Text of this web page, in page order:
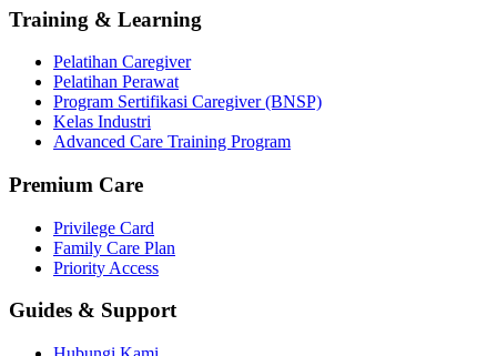
Training & Learning
Pelatihan Caregiver
Pelatihan Perawat
Program Sertifikasi Caregiver (BNSP)
Kelas Industri
Advanced Care Training Program
Premium Care
Privilege Card
Family Care Plan
Priority Access
Guides & Support